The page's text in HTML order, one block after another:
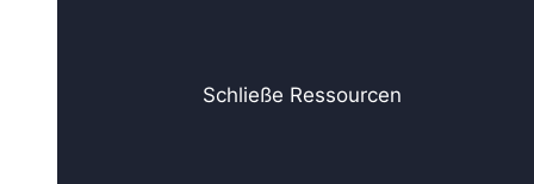
Schließe Ressourcen